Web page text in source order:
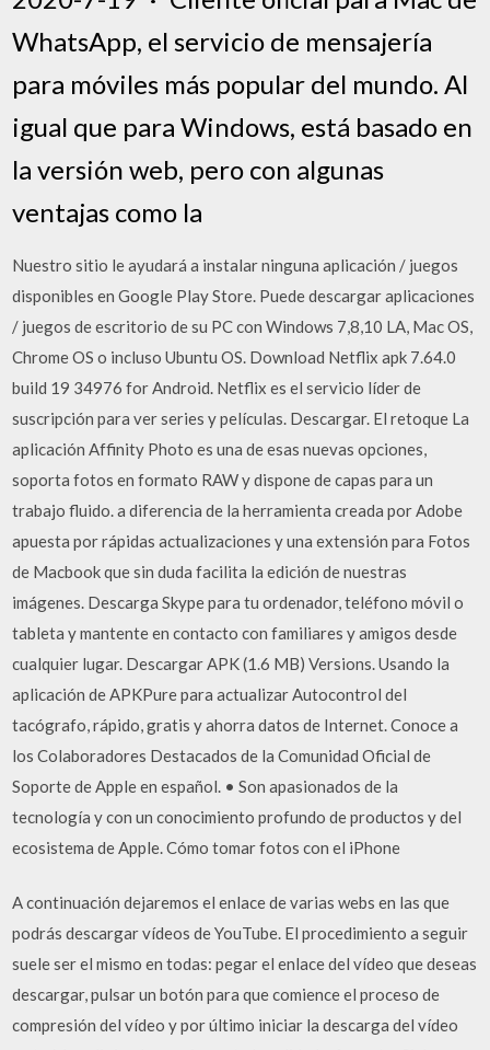
WhatsApp, el servicio de mensajería
para móviles más popular del mundo. Al
igual que para Windows, está basado en
la versión web, pero con algunas
ventajas como la
Nuestro sitio le ayudará a instalar ninguna aplicación / juegos
disponibles en Google Play Store. Puede descargar aplicaciones
/ juegos de escritorio de su PC con Windows 7,8,10 LA, Mac OS,
Chrome OS o incluso Ubuntu OS. Download Netflix apk 7.64.0
build 19 34976 for Android. Netflix es el servicio líder de
suscripción para ver series y películas. Descargar. El retoque La
aplicación Affinity Photo es una de esas nuevas opciones,
soporta fotos en formato RAW y dispone de capas para un
trabajo fluido. a diferencia de la herramienta creada por Adobe
apuesta por rápidas actualizaciones y una extensión para Fotos
de Macbook que sin duda facilita la edición de nuestras
imágenes. Descarga Skype para tu ordenador, teléfono móvil o
tableta y mantente en contacto con familiares y amigos desde
cualquier lugar. Descargar APK (1.6 MB) Versions. Usando la
aplicación de APKPure para actualizar Autocontrol del
tacógrafo, rápido, gratis y ahorra datos de Internet. Conoce a
los Colaboradores Destacados de la Comunidad Oficial de
Soporte de Apple en español. • Son apasionados de la
tecnología y con un conocimiento profundo de productos y del
ecosistema de Apple. Cómo tomar fotos con el iPhone
A continuación dejaremos el enlace de varias webs en las que
podrás descargar vídeos de YouTube. El procedimiento a seguir
suele ser el mismo en todas: pegar el enlace del vídeo que deseas
descargar, pulsar un botón para que comience el proceso de
compresión del vídeo y por último iniciar la descarga del vídeo